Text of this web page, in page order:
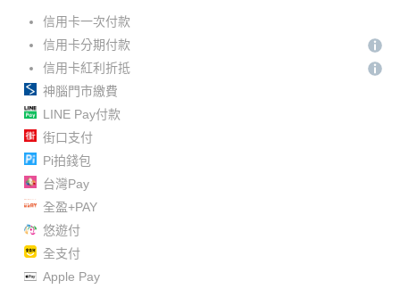
信用卡一次付款
信用卡分期付款
信用卡紅利折抵
神腦門市繳費
LINE Pay付款
街口支付
Pi拍錢包
台灣Pay
全盈+PAY
悠遊付
全支付
Apple Pay